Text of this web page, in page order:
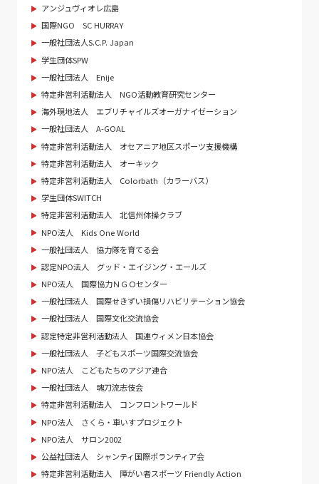
アンジュヴィオレ広島
国際NGO SC HURRAY
一般社団法人S.C.P. Japan
学生団体SPW
一般社団法人 Enije
特定非営利活動法人 NGO活動教育研究センター
海外現地法人 エブリチャイルズオーガナイゼーション
一般社団法人 A-GOAL
特定非営利活動法人 オセアニア地区スポーツ支援機構
特定非営利活動法人 オーキック
特定非営利活動法人 Colorbath（カラーバス）
学生団体SWITCH
特定非営利活動法人 北信州体操クラブ
NPO法人 Kids One World
一般社団法人 協力隊を育てる会
認定NPO法人 グッド・エイジング・エールズ
NPO法人 国際協力ＮＧＯセンター
一般社団法人 国際せきずい損傷リハビリテーション協会
一般社団法人 国際文化交流協会
認定特定非営利活動法人 国連ウィメン日本協会
一般社団法人 子どもスポーツ国際交流協会
NPO法人 こどもたちのアジア連合
一般社団法人 魂刀流志伎会
特定非営利活動法人 コンフロントワールド
NPO法人 さくら・車いすプロジェクト
NPO法人 サロン2002
公益社団法人 シャンティ国際ボランティア会
特定非営利活動法人 障がい者スポーツ Friendly Action